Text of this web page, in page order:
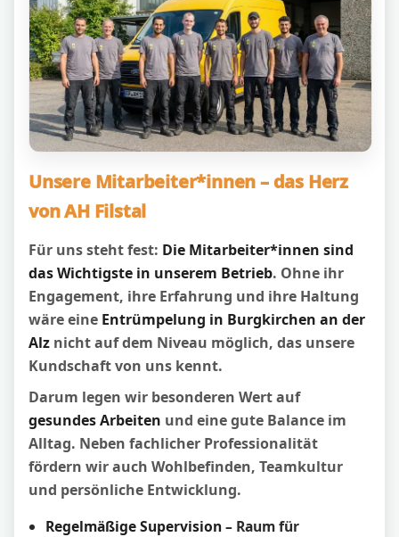
Unsere Mitarbeiter*innen – das Herz
von AH Filstal
Für uns steht fest: Die Mitarbeiter*innen sind
das Wichtigste in unserem Betrieb. Ohne ihr
Engagement, ihre Erfahrung und ihre Haltung
wäre eine Entrümpelung in Burgkirchen an der
Alz nicht auf dem Niveau möglich, das unsere
Kundschaft von uns kennt.
Darum legen wir besonderen Wert auf
gesundes Arbeiten und eine gute Balance im
Alltag. Neben fachlicher Professionalität
fördern wir auch Wohlbefinden, Teamkultur
und persönliche Entwicklung.
Regelmäßige Supervision– Raum für